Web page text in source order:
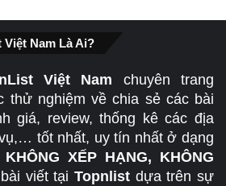
Nam Là Ai?
Việt Nam chuyên trang
thử nghiệm về chia sẻ các bài
giá, review, thống kê các địa
tốt nhất, uy tín nhất ở dạng
KHÔNG XẾP HẠNG, KHÔNG
viết tạiTopnlist dựa trên sự